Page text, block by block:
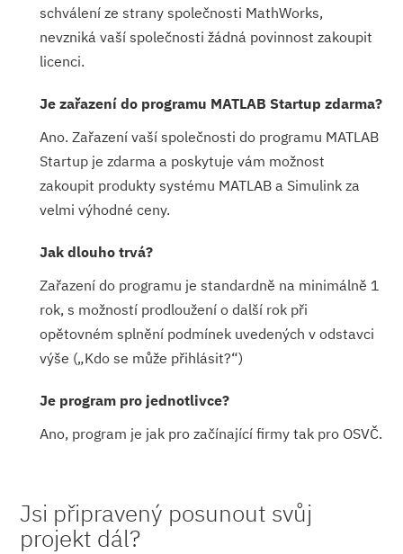
schválení ze strany společnosti MathWorks,
nevzniká vaší společnosti žádná povinnost zakoupit
licenci.
Je zařazení do programu MATLAB Startup zdarma?
Ano. Zařazení vaší společnosti do programu MATLAB
Startup je zdarma a poskytuje vám možnost
zakoupit produkty systému MATLAB a Simulink za
velmi výhodné ceny.
Jak dlouho trvá?
Zařazení do programu je standardně na minimálně 1
rok, s možností prodloužení o další rok při
opětovném splnění podmínek uvedených v odstavci
výše („Kdo se může přihlásit?“)
Je program pro jednotlivce?
Ano, program je jak pro začínající firmy tak pro OSVČ.
Jsi připravený posunout svůj
projekt dál?